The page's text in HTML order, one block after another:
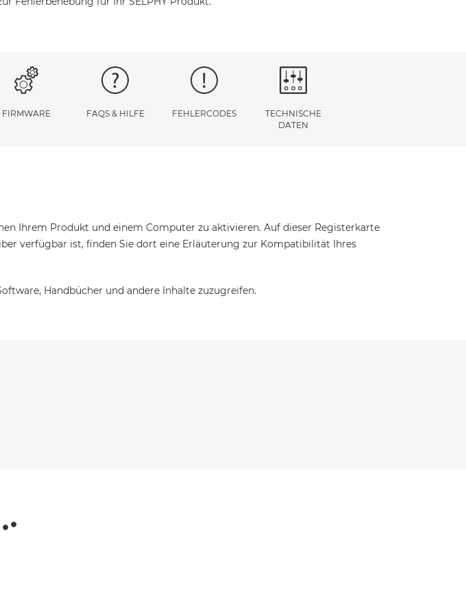
FIRMWARE FAQS & HILFE FEHLERCODES
TECHNISCHE
DATEN
Ihrem Produkt und einem Computer zu aktivieren. Auf dieser Registerkarte
verfügbar ist, finden Sie dort eine Erläuterung zur Kompatibilität Ihres
Handbücher und andere Inhalte zuzugreifen.